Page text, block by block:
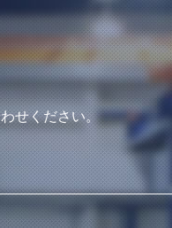
せください。